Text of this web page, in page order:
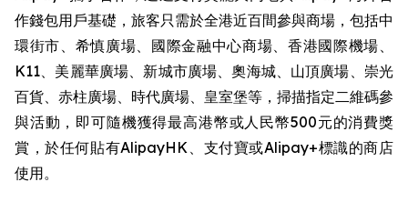
作錢包用戶基礎，旅客只需於全港近百間參與商場，包括中
環街市、希慎廣場、國際金融中心商場、香港國際機場、
K11、美麗華廣場、新城市廣場、奧海城、山頂廣場、崇光
百貨、赤柱廣場、時代廣場、皇室堡等，掃描指定二維碼參
與活動，即可隨機獲得最高港幣或人民幣500元的消費獎
賞，於任何貼有AlipayHK、支付寶或Alipay+標識的商店
使用。